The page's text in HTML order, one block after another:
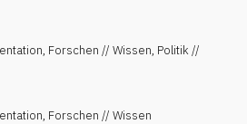
Forschen // Wissen, Politik //
Forschen // Wissen